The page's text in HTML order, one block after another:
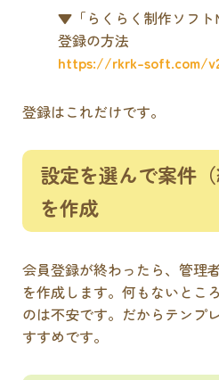
▼「らくらく制作ソフト
登録の方法
https://rkrk-soft.com/
登録はこれだけです。
設定を選んで案件（
を作成
会員登録が終わったら、管理
を作成します。何もないとこ
のは不安です。だからテンプ
すすめです。